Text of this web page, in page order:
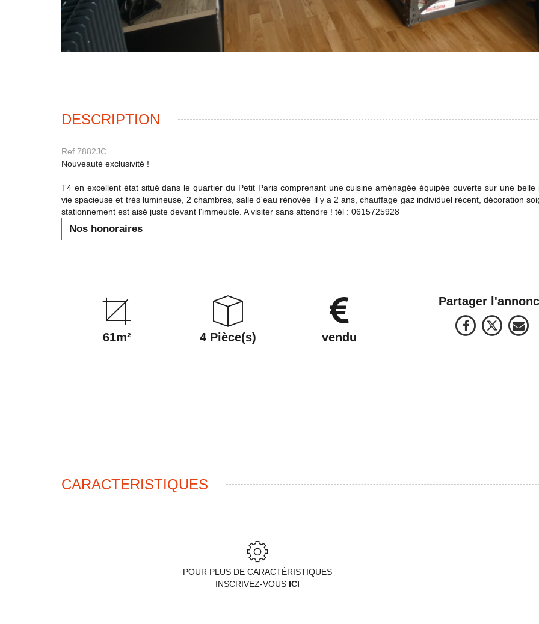
DESCRIPTION
Ref 7882JC
Nouveauté exclusivité !
T4 en excellent état situé dans le quartier du Petit Paris comprenant une cuisine aménagée équipée ouverte sur une belle
vie spacieuse et très lumineuse, 2 chambres, salle d'eau rénovée il y a 2 ans, chauffage gaz individuel récent, décoration
stationnement est aisé juste devant l'immeuble. A visiter sans attendre ! tél : 0615725928
Nos honoraires
61m² 4 Pièce(s) vendu
Partager
CARACTERISTIQUES
POUR PLUS DE CARACTÉRISTIQUES
INSCRIVEZ-VOUS ICI